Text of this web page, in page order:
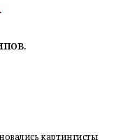
картингисты